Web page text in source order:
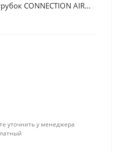
CONNECTION AIR...
уточнить у менеджера